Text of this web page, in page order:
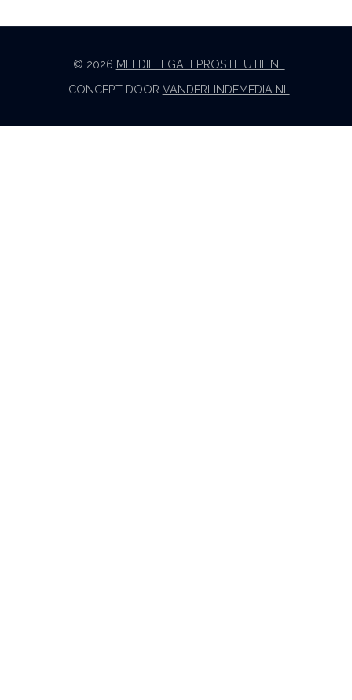
© 2026 MELDILLEGALEPROSTITUTIE.NL
CONCEPT DOOR VANDERLINDEMEDIA.NL